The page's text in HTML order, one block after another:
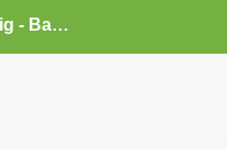
HSG TH Leipzig - Badminton